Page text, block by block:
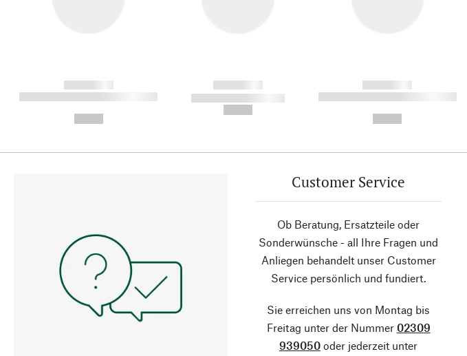
------------
----------- ----------- ----------
------------
----------- -----------
------------
----------- ----------- ----------
Customer Service
Ob Beratung, Ersatzteile oder
Sonderwünsche - all Ihre Fragen und
Anliegen behandelt unser Customer
Service persönlich und fundiert.
Sie erreichen uns von Montag bis
Freitag unter der Nummer 02309
939050 oder jederzeit unter